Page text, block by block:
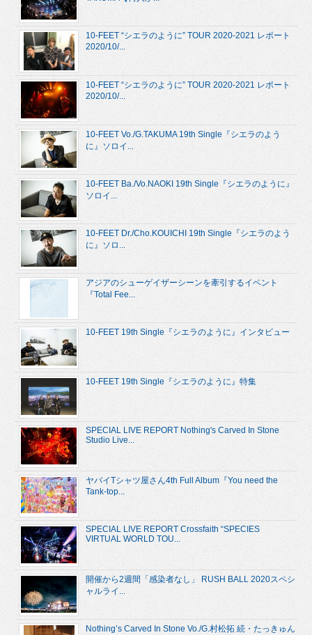
10-FEET “シエラのように” TOUR 2020-2021 レポート
2020/10/...
10-FEET “シエラのように” TOUR 2020-2021 レポート
2020/10/...
10-FEET Vo./G.TAKUMA 19th Single『シエラのよう
に』ソロイ...
10-FEET Ba./Vo.NAOKI 19th Single『シエラのように』
ソロイ...
10-FEET Dr./Cho.KOUICHI 19th Single『シエラのよう
に』ソロ...
アジアのシューゲイザーシーンを牽引するイベント
『Total Fee...
10-FEET 19th Single『シエラのように』インタビュー
10-FEET 19th Single『シエラのように』特集
SPECIAL LIVE REPORT Nothing's Carved In Stone
Studio Live...
ヤバイTシャツ屋さん4th Full Album『You need the
Tank-top...
SPECIAL LIVE REPORT Crossfaith “SPECIES
VIRTUAL WORLD TOU...
開催から2週間「感染者なし」 RUSH BALL 2020スペシ
ャルライ...
Nothing’s Carved In Stone Vo./G.村松拓 続・たっきゅん